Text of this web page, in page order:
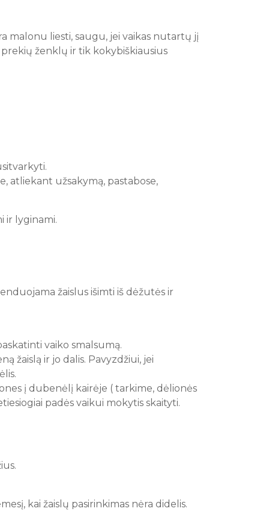
malonu liesti, saugu, jei vaikas nutartų jį
ženklų ir tik kokybiškiausius
atliekant užsakymą, pastabose,
ir lyginami.
žaislus išimti iš dėžutės ir
vaiko smalsumą.
žaislą ir jo dalis. Pavyzdžiui, jei
į dubenėlį kairėje ( tarkime, dėlionės
padės vaikui mokytis skaityti.
kai žaislų pasirinkimas nėra didelis.